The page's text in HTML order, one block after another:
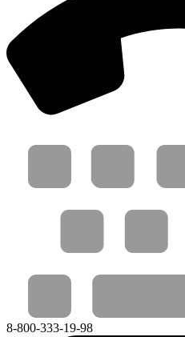
8-800-333-19-98